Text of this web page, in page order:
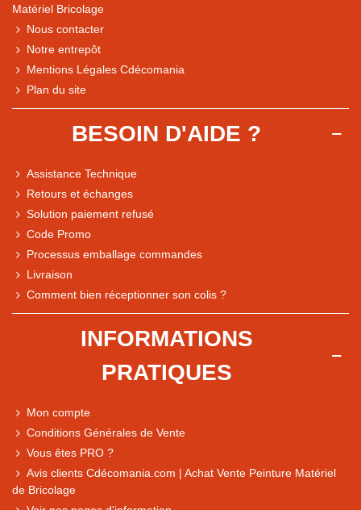
Comparaison des performances du magasin
Express, Chez vous, Point relais, Retrait magasin
Matériel Bricolage
Nous contacter
Notre entrepôt
Mentions Légales Cdécomania
Plan du site
BESOIN D'AIDE ?
Assistance Technique
Retours et échanges
Solution paiement refusé
Code Promo
Processus emballage commandes
Livraison
Comment bien réceptionner son colis ?
INFORMATIONS
PRATIQUES
Mon compte
Conditions Générales de Vente
Vous êtes PRO ?
Avis clients Cdécomania.com | Achat Vente Peinture Matériel
de Bricolage